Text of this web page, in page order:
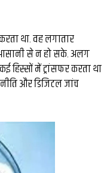
था. वह लगातार
आसानी से न हो सके. अलग
हिस्सों में ट्रांसफर करता था
और डिजिटल जांच